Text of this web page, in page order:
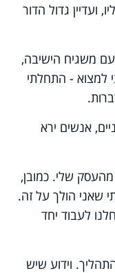
ועדיין גדול הדור
עם משגיח הישיבה,
למצוא - התחלתי
אנשים ירא
שלי. כמובן,
שאני הולך על זה.
לעבוד יחד
וידוע שיש